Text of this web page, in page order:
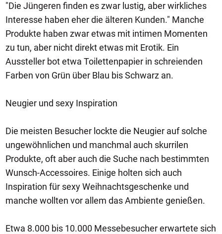
"Die Jüngeren finden es zwar lustig, aber wirkliches
Interesse haben eher die älteren Kunden." Manche
Produkte haben zwar etwas mit intimen Momenten
zu tun, aber nicht direkt etwas mit Erotik. Ein
Aussteller bot etwa Toilettenpapier in schreienden
Farben von Grün über Blau bis Schwarz an.
Neugier und sexy Inspiration
Die meisten Besucher lockte die Neugier auf solche
ungewöhnlichen und manchmal auch skurrilen
Produkte, oft aber auch die Suche nach bestimmten
Wunsch-Accessoires. Einige holten sich auch
Inspiration für sexy Weihnachtsgeschenke und
manche wollten vor allem das Ambiente genießen.
Etwa 8.000 bis 10.000 Messebesucher erwartete sich